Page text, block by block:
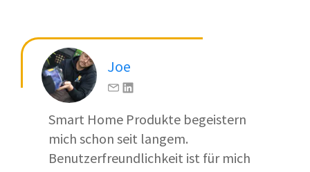
Joe
Smart Home Produkte begeistern
mich schon seit langem.
Benutzerfreundlichkeit ist für mich